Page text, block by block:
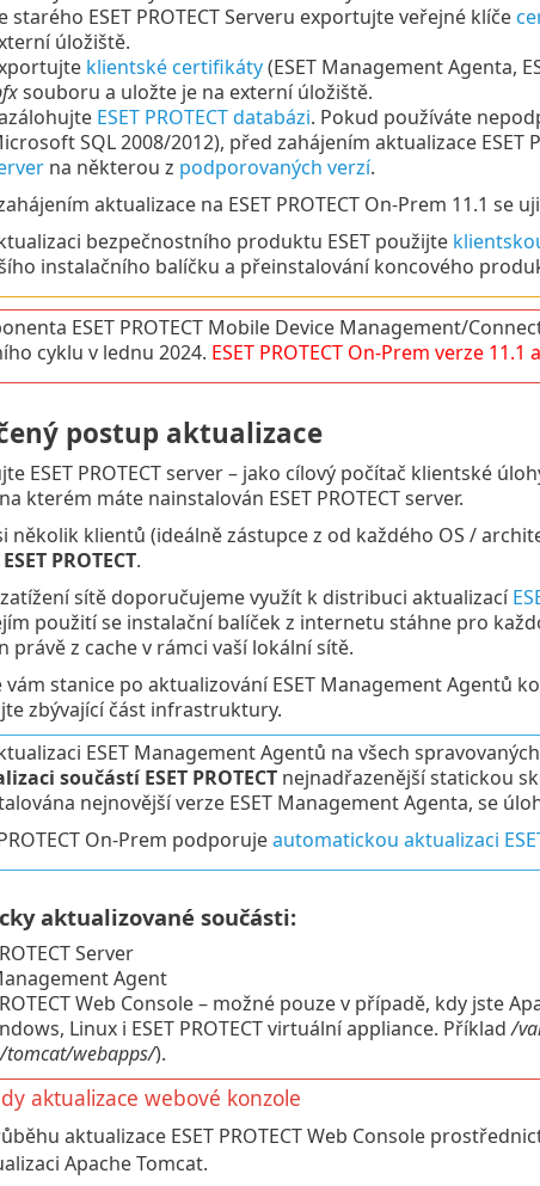
starého ESET PROTECT Serveru exportujte veřejné klíče
úložiště.
klientské certifikáty(ESET Management Agenta,
souboru a uložte je na externí úložiště.
ESET PROTECT databázi. Pokud používáte
SQL 2008/2012), před zahájením aktualizace ESET
na některou z podporovaných verzí.
aktualizace na ESET PROTECT On-Prem 11.1 se
bezpečnostního produktu ESET použijte
instalačního balíčku a přeinstalování koncového
ESET PROTECT Mobile Device Management/
cyklu v lednu 2024. ESET PROTECT On-Prem verze 11.1
postup aktualizace
ESET PROTECT server – jako cílový počítač klientské
kterém máte nainstalován ESET PROTECT server.
několik klientů (ideálně zástupce z od každého OS /
PROTECT.
sítě doporučujeme využít k distribuci aktualizací
použití se instalační balíček z internetu stáhne pro
právě z cache v rámci vaší lokální sítě.
vám stanice po aktualizování ESET Management Agentů
zbývající část infrastruktury.
ESET Management Agentů na všech
součástí ESET PROTECTnejnadřazenější statickou
nejnovější verze ESET Management Agenta, se
On-Prem podporujeautomatickou aktualizaci
aktualizované součásti:
Server
Agent
Web Console – možné pouze v případě, kdy jste
Linux i ESET PROTECT virtuální appliance. Příklad/
webapps/).
aktualizace webové konzole
aktualizace ESET PROTECT Web Console
Apache Tomcat.